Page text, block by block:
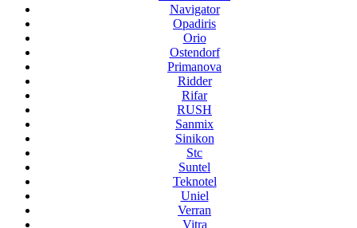
Navigator
Opadiris
Orio
Ostendorf
Primanova
Ridder
Rifar
RUSH
Sanmix
Sinikon
Stc
Suntel
Teknotel
Uniel
Verran
Vitra